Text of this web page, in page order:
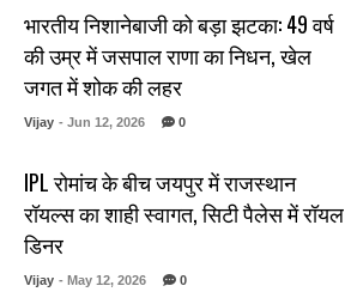
भारतीय निशानेबाजी को बड़ा झटका: 49 वर्ष
की उम्र में जसपाल राणा का निधन, खेल
जगत में शोक की लहर
Vijay - Jun 12, 2026 0
IPL रोमांच के बीच जयपुर में राजस्थान
रॉयल्स का शाही स्वागत, सिटी पैलेस में रॉयल
डिनर
Vijay - May 12, 2026 0